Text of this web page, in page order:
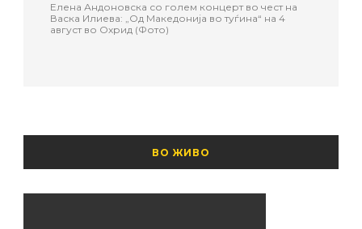
Елена Андоновска со голем концерт во чест на
Васка Илиева: „Од Македонија во туѓина“ на 4
август во Охрид (Фото)
ВО ЖИВО